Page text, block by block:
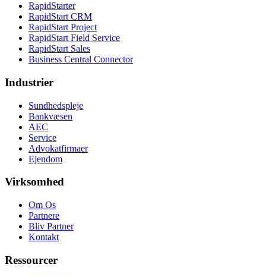
RapidStarter
RapidStart CRM
RapidStart Project
RapidStart Field Service
RapidStart Sales
Business Central Connector
Industrier
Sundhedspleje
Bankvæsen
AEC
Service
Advokatfirmaer
Ejendom
Virksomhed
Om Os
Partnere
Bliv Partner
Kontakt
Ressourcer